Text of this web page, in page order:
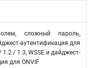
сложный пароль,
аутентификация для
1.2 / 1.3, WSSE и дайджест-
для ONVIF